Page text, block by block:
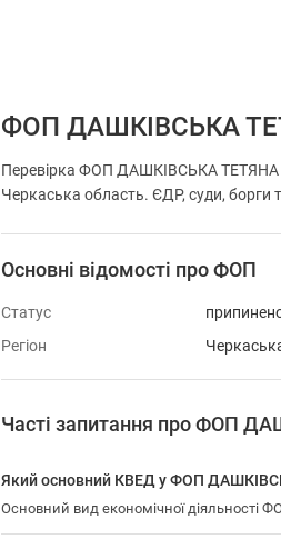
ФОП ДАШКІВСЬКА
Перевірка ФОП ДАШКІВСЬКА
Черкаська область. ЄДР, суди, борги
Основні відомості про ФОП
Статус
Регіон
Часті запитання про ФОП
Який основний КВЕД у ФОП
Основний вид економічної